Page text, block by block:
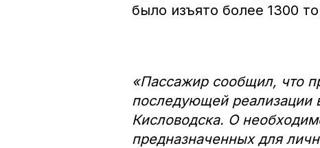
было изъято более 1300
«Пассажир сообщил, что
последующей реализации
Кисловодска. О
предназначенных для